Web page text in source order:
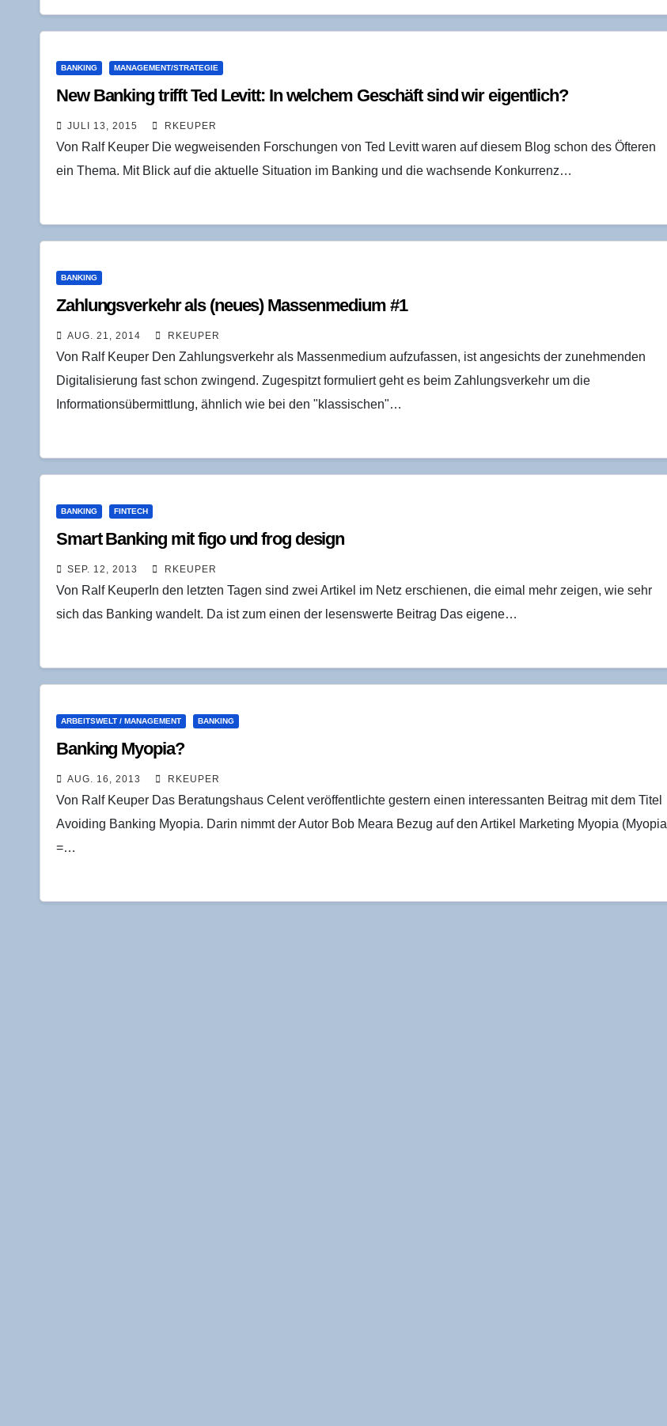
BANKING MANAGEMENT/STRATEGIE
New Ban­king trifft Ted Levitt: In wel­chem Geschäft sind wir eigentlich?
JULI 13, 2015 RKEUPER
Von Ralf Keuper Die wegweisenden Forschungen von Ted Levitt waren auf diesem Blog schon des Öfteren
ein Thema. Mit Blick auf die aktuelle Situation im Banking und die wachsende Konkurrenz…
BANKING
Zah­lungs­ver­kehr als (neu­es) Mas­sen­me­di­um #1
AUG. 21, 2014 RKEUPER
Von Ralf Keuper Den Zahlungsverkehr als Massenmedium aufzufassen, ist angesichts der zunehmenden
Digitalisierung fast schon zwingend. Zugespitzt formuliert geht es beim Zahlungsverkehr um die
Informationsübermittlung, ähnlich wie bei den "klassischen"…
BANKING FINTECH
Smart Ban­king mit figo und frog design
SEP. 12, 2013 RKEUPER
Von Ralf KeuperIn den letzten Tagen sind zwei Artikel im Netz erschienen, die eimal mehr zeigen, wie sehr
sich das Banking wandelt. Da ist zum einen der lesenswerte Beitrag Das eigene…
ARBEITSWELT / MANAGEMENT BANKING
Ban­king Myopia?
AUG. 16, 2013 RKEUPER
Von Ralf Keuper Das Beratungshaus Celent veröffentlichte gestern einen interessanten Beitrag mit dem Titel
Avoiding Banking Myopia. Darin nimmt der Autor Bob Meara Bezug auf den Artikel Marketing Myopia (Myopia
=…